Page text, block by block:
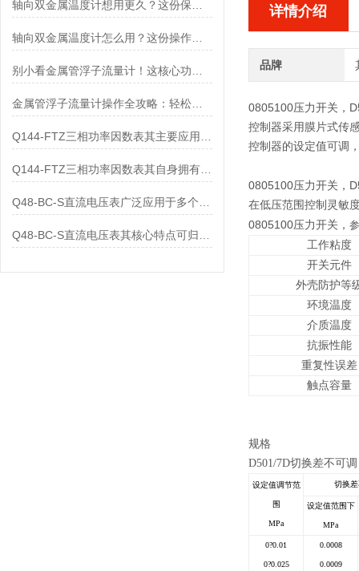
轴向双金属温度计怎么用？这份操作指南，新手也能快速拿捏！
金属管浮子流量计操作全攻略：轻松拿捏，精准掌控每一步！
Q144-FTZ三相功率因数表其自身拥有怎样的功能呢？
详情介绍
品牌
0805100压力开关，
控制器采用膜片式传
控制器的设定值可调
0805100压力开关，
在低压范围控制灵敏
0805100压力开关，
工作粘度
开关元件
外壳防护等
环境温度
介质温度
抗振性能
重复性误差
触点容量
规格
D501/7D切换差不可调
设定值调节范
围
MPa
切换
设定值范围下
MPa
0?0.01
0?0.025
0.0008
0.0009